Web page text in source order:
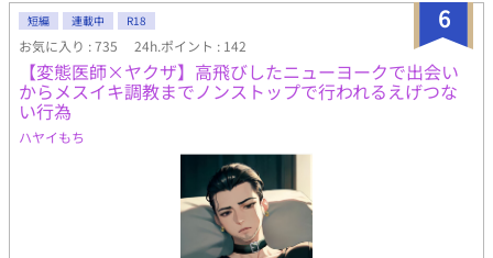
6
短編 連載中 R18
お気に入り : 735 24h.ポイント : 142
【変態医師×ヤクザ】高飛びしたニューヨークで出会い
からメスイキ調教までノンストップで行われるえげつな
い行為
ハヤイもち